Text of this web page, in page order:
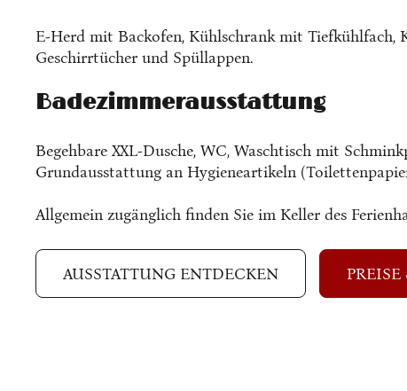
E-Herd mit Backofen, Kühlschrank mit Tiefkühlfach,
Geschirrtücher und Spüllappen.
Badezimmerausstattung
Begehbare XXL-Dusche, WC, Waschtisch mit
Grundausstattung an Hygieneartikeln
Allgemein zugänglich finden Sie im Keller des
AUSSTATTUNG ENTDECKEN PREISE